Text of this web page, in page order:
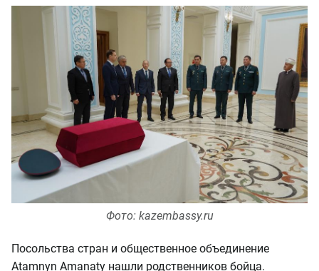
Фото: kazembassy.ru
Посольства стран и общественное объединение
Atamnyn Amanaty нашли родственников бойца.